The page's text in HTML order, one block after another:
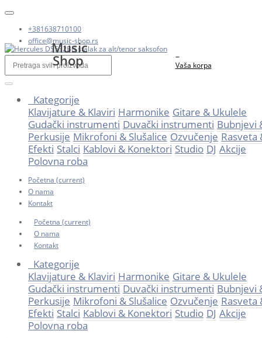
+381638710100
office@music-shop.rs
Music
Shop Vaša korpa
Kategorije
Klavijature & Klaviri Harmonike Gitare & Ukulele
Gudački instrumenti Duvački instrumenti Bubnjevi
Perkusije Mikrofoni & Slušalice Ozvučenje Rasveta
Efekti Stalci Kablovi & Konektori Studio DJ Akcije
Polovna roba
Početna (current)
O nama
Kontakt
Početna (current)
O nama
Kontakt
Kategorije
Klavijature & Klaviri Harmonike Gitare & Ukulele
Gudački instrumenti Duvački instrumenti Bubnjevi
Perkusije Mikrofoni & Slušalice Ozvučenje Rasveta
Efekti Stalci Kablovi & Konektori Studio DJ Akcije
Polovna roba